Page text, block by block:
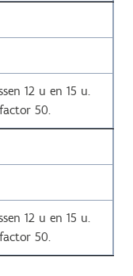
12 u en 15 u.
50.
12 u en 15 u.
50.